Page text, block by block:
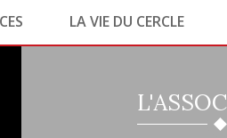
LA VIE DU CERCLE